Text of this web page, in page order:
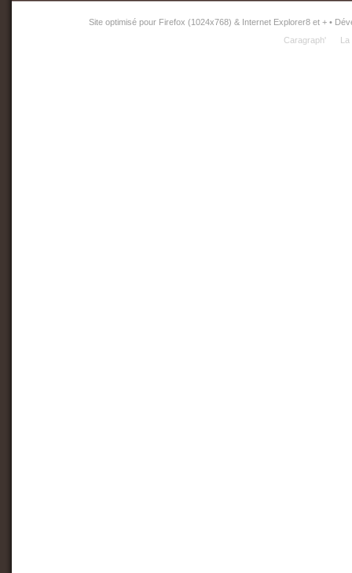
Site optimisé pour Firefox (1024x768) & Internet Explorer8 et + •
Caragraph'